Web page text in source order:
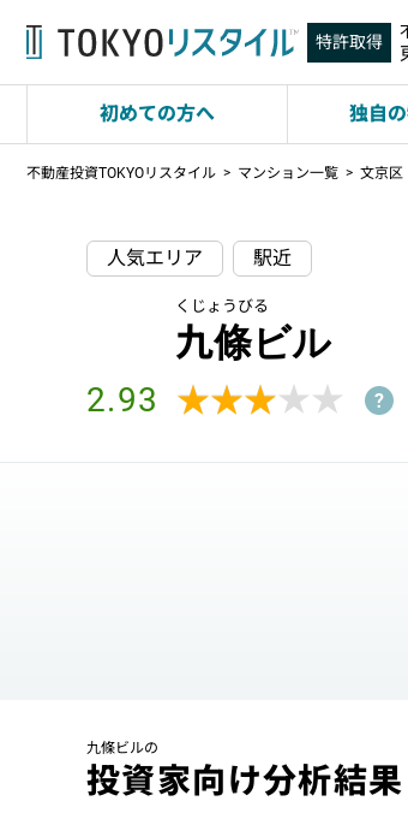
特許取得
初めての方へ 独自
不動産投資TOKYOリスタイル マンション一覧 文京区
人気エリア 駅近
くじょうびる
九條ビル
2.93 ★★★★★
★★★★★ ?
九條ビルの
投資家向け分析結果